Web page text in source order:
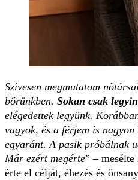
Szívesen megmutatom
bőrünkben. Sokan csak
elégedettek legyünk.
vagyok, és a férjem is
egyaránt. A pasik próbálnak
Már ezért megérte” –
érte el célját, éhezés és